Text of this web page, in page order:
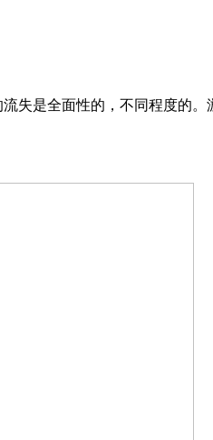
全面性的，不同程度的。